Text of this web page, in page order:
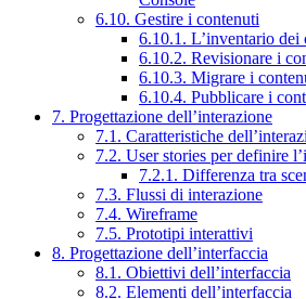
6.10. Gestire i contenuti
6.10.1. L’inventario dei
6.10.2. Revisionare i
6.10.3. Migrare i
6.10.4. Pubblicare i
7. Progettazione dell’interazione
7.1. Caratteristiche
7.2. User stories per definire
7.2.1. Differenza tra
7.3. Flussi di interazione
7.4. Wireframe
7.5. Prototipi interattivi
8. Progettazione dell’interfaccia
8.1. Obiettivi dell’interfaccia
8.2. Elementi dell’interfaccia